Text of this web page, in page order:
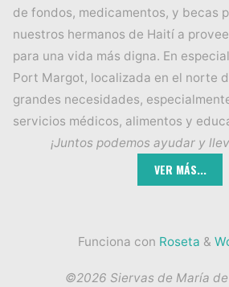
de fondos, medicamentos, y becas
nuestros hermanos de Haití a
para una vida más digna. En
Port Margot, localizada en el norte
grandes necesidades,
servicios médicos, alimentos y
¡Juntos podemos ayudar y
Funciona con Roseta &
©2026 Siervas de María